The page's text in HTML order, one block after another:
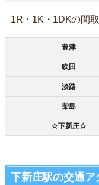
1R・1K・1DKの間
豊津
吹田
淡路
柴島
☆下新庄☆
下新庄駅の交通ア